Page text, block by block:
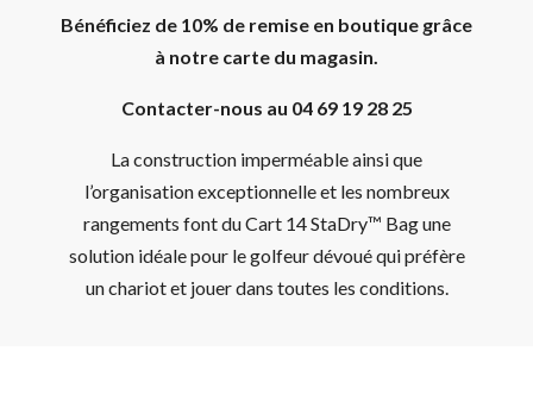
Bénéficiez de 10% de remise en boutique grâce
à notre carte du magasin.
Contacter-nous au 04 69 19 28 25
La construction imperméable ainsi que
l’organisation exceptionnelle et les nombreux
rangements font du Cart 14 StaDry™ Bag une
solution idéale pour le golfeur dévoué qui préfère
un chariot et jouer dans toutes les conditions.